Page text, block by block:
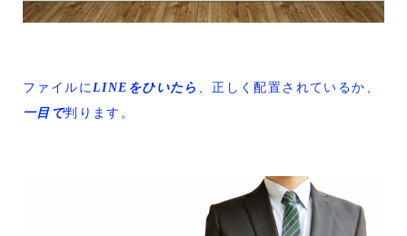
ファイルに LINEをひいたら
、正しく配置されているか、
一目で判ります。